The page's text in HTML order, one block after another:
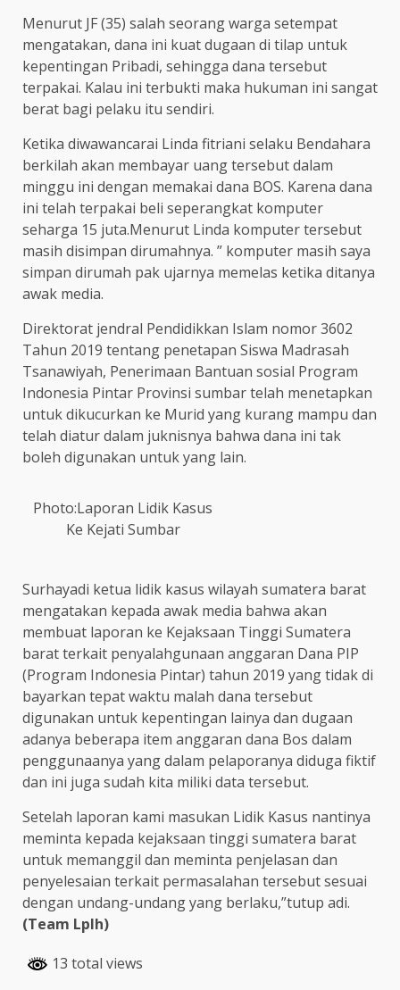
Menurut JF (35) salah seorang warga setempat
mengatakan, dana ini kuat dugaan di tilap untuk
kepentingan Pribadi, sehingga dana tersebut
terpakai. Kalau ini terbukti maka hukuman ini sangat
berat bagi pelaku itu sendiri.
Ketika diwawancarai Linda fitriani selaku Bendahara
berkilah akan membayar uang tersebut dalam
minggu ini dengan memakai dana BOS. Karena dana
ini telah terpakai beli seperangkat komputer
seharga 15 juta.Menurut Linda komputer tersebut
masih disimpan dirumahnya. ” komputer masih saya
simpan dirumah pak ujarnya memelas ketika ditanya
awak media.
Direktorat jendral Pendidikkan Islam nomor 3602
Tahun 2019 tentang penetapan Siswa Madrasah
Tsanawiyah, Penerimaan Bantuan sosial Program
Indonesia Pintar Provinsi sumbar telah menetapkan
untuk dikucurkan ke Murid yang kurang mampu dan
telah diatur dalam juknisnya bahwa dana ini tak
boleh digunakan untuk yang lain.
Photo:Laporan Lidik Kasus
Ke Kejati Sumbar
Surhayadi ketua lidik kasus wilayah sumatera barat
mengatakan kepada awak media bahwa akan
membuat laporan ke Kejaksaan Tinggi Sumatera
barat terkait penyalahgunaan anggaran Dana PIP
(Program Indonesia Pintar) tahun 2019 yang tidak di
bayarkan tepat waktu malah dana tersebut
digunakan untuk kepentingan lainya dan dugaan
adanya beberapa item anggaran dana Bos dalam
penggunaanya yang dalam pelaporanya diduga fiktif
dan ini juga sudah kita miliki data tersebut.
Setelah laporan kami masukan Lidik Kasus nantinya
meminta kepada kejaksaan tinggi sumatera barat
untuk memanggil dan meminta penjelasan dan
penyelesaian terkait permasalahan tersebut sesuai
dengan undang-undang yang berlaku,”tutup adi.
(Team Lplh)
13 total views